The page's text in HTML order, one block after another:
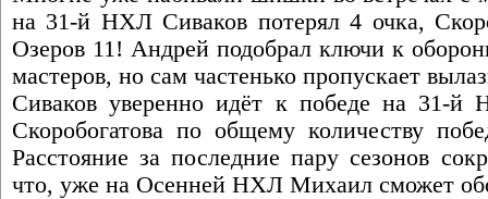
на 31-й НХЛ Сиваков потерял 4 очка,
Озеров 11! Андрей подобрал ключи к
мастеров, но сам частенько пропускает
Сиваков уверенно идёт к победе на 31-й
Скоробогатова по общему количеству
Расстояние за последние пару сезонов
что, уже на Осенней НХЛ Михаил сможет